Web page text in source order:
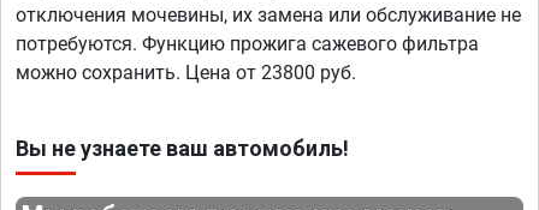
отключения мочевины, их замена или обслуживание не
потребуются. Функцию прожига сажевого фильтра
можно сохранить. Цена от 23800 руб.
Вы не узнаете ваш автомобиль!